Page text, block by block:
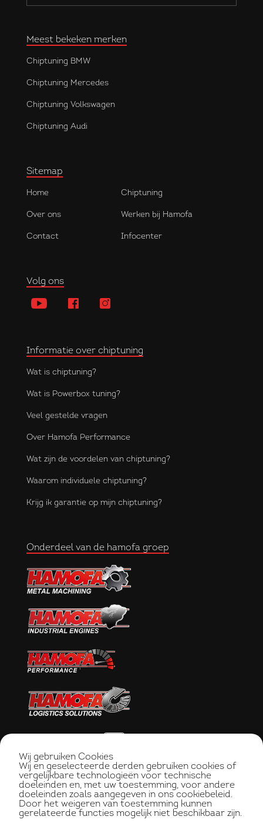
Wij gebruiken Cookies
Wij en geselecteerde derden gebruiken cookies of
vergelijkbare technologieën voor technische
doeleinden en, met uw toestemming, voor andere
doeleinden zoals aangegeven in ons cookiebeleid.
Door het weigeren van toestemming kunnen
gerelateerde functies mogelijk niet beschikbaar zijn.
Meest bekeken merken
Chiptuning BMW
Chiptuning Mercedes
Chiptuning Volkswagen
Chiptuning Audi
Sitemap
Home Chiptuning
Over ons Werken bij Hamofa
Contact Infocenter
Volg ons
Informatie over chiptuning
Wat is chiptuning?
Wat is Powerbox tuning?
Veel gestelde vragen
Over Hamofa Performance
Wat zijn de voordelen van chiptuning?
Waarom individuele chiptuning?
Krijg ik garantie op mijn chiptuning?
Onderdeel van de hamofa groep